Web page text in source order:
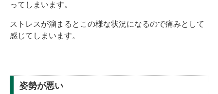
ってしまいます。
ストレスが溜まるとこの様な状況になるので痛みとして
感じてしまいます。
姿勢が悪い